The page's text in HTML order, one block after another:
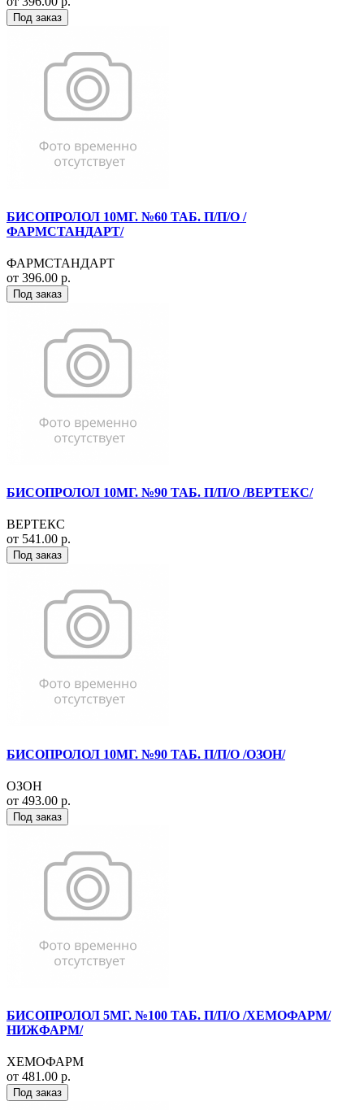
Под заказ
БИСОПРОЛОЛ 10МГ. №60 ТАБ. П/П/О /
ФАРМСТАНДАРТ/
ФАРМСТАНДАРТ
от 396.00 р.
Под заказ
БИСОПРОЛОЛ 10МГ. №90 ТАБ. П/П/О /ВЕРТЕКС/
ВЕРТЕКС
от 541.00 р.
Под заказ
БИСОПРОЛОЛ 10МГ. №90 ТАБ. П/П/О /ОЗОН/
ОЗОН
от 493.00 р.
Под заказ
БИСОПРОЛОЛ 5МГ. №100 ТАБ. П/П/О /ХЕМОФАРМ/
НИЖФАРМ/
ХЕМОФАРМ
от 481.00 р.
Под заказ